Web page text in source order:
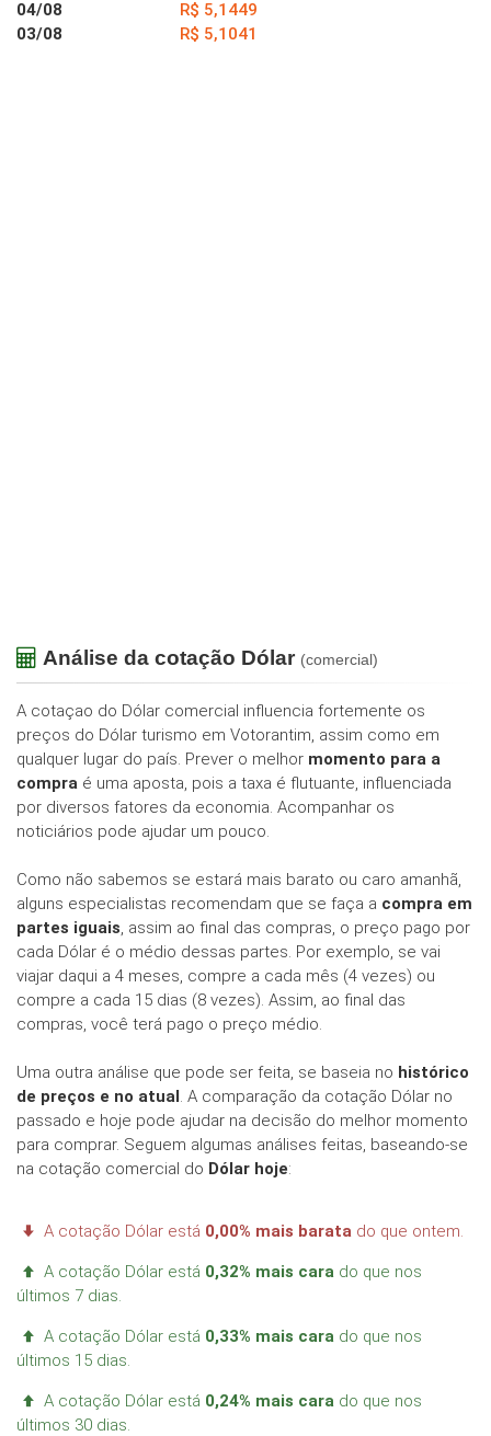
04/08
R$ 5,1449
03/08
R$ 5,1041
Análise da cotação Dólar (comercial)
A cotaçao do Dólar comercial influencia fortemente os
preços do Dólar turismo em Votorantim, assim como em
qualquer lugar do país. Prever o melhor momento para a
compra é uma aposta, pois a taxa é flutuante, influenciada
por diversos fatores da economia. Acompanhar os
noticiários pode ajudar um pouco.
Como não sabemos se estará mais barato ou caro amanhã,
alguns especialistas recomendam que se faça a compra em
partes iguais , assim ao final das compras, o preço pago por
cada Dólar é o médio dessas partes. Por exemplo, se vai
viajar daqui a 4 meses, compre a cada mês (4 vezes) ou
compre a cada 15 dias (8 vezes). Assim, ao final das
compras, você terá pago o preço médio.
Uma outra análise que pode ser feita, se baseia no histórico
de preços e no atual . A comparação da cotação Dólar no
passado e hoje pode ajudar na decisão do melhor momento
para comprar. Seguem algumas análises feitas, baseando-se
na cotação comercial do Dólar hoje:
A cotação Dólar está 0,00% mais barata do que ontem.
A cotação Dólar está 0,32% mais cara do que nos
últimos 7 dias.
A cotação Dólar está 0,33% mais cara do que nos
últimos 15 dias.
A cotação Dólar está 0,24% mais cara do que nos
últimos 30 dias.